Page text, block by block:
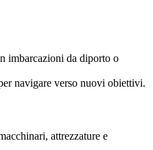
imbarcazioni da diporto o
navigare verso nuovi obiettivi.
attrezzature e